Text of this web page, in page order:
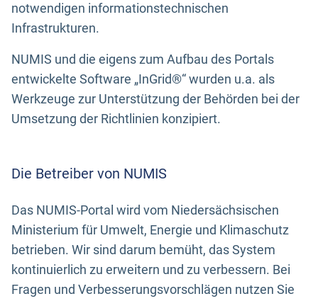
notwendigen informationstechnischen
Infrastrukturen.
NUMIS und die eigens zum Aufbau des Portals
entwickelte Software „InGrid®“ wurden u.a. als
Werkzeuge zur Unterstützung der Behörden bei der
Umsetzung der Richtlinien konzipiert.
Die Betreiber von NUMIS
Das NUMIS-Portal wird vom Niedersächsischen
Ministerium für Umwelt, Energie und Klimaschutz
betrieben. Wir sind darum bemüht, das System
kontinuierlich zu erweitern und zu verbessern. Bei
Fragen und Verbesserungsvorschlägen nutzen Sie